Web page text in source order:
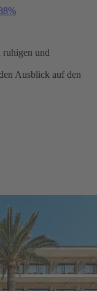
ruhigen und
Ausblick auf den